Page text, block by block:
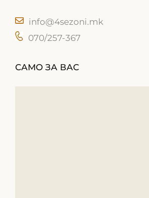
info@4sezoni.mk
070/257-367
САМО ЗА ВАС